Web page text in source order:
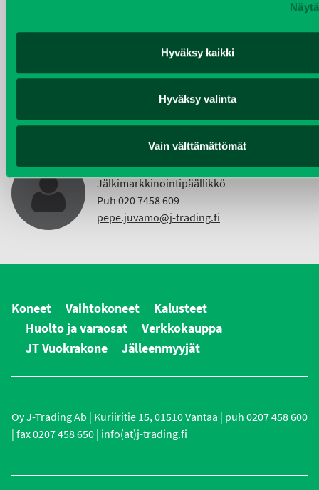
Hyväksy kaikki
Hyväksy valinta
Vain välttämättömät
Taajama- ja viheralueiden hoitokoneet ja
Vuokrakoneet
Puh 040 4814 189
etunimi.sukunimi@j-trading.fi
PEPE JUVAMO
Jälkimarkkinointipäällikkö
Puh 020 7458 609
pepe.juvamo@j-trading.fi
Koneet Vaihtokoneet
Kalusteet
Huolto ja varaosat
Verkkokauppa
JT Vuokrakone
Jälleenmyyjät
Oy J-Trading Ab | Kuriiritie 15, 01510 Vantaa | puh 0207 458 600
| fax 0207 458 650 | info(at)j-trading.fi